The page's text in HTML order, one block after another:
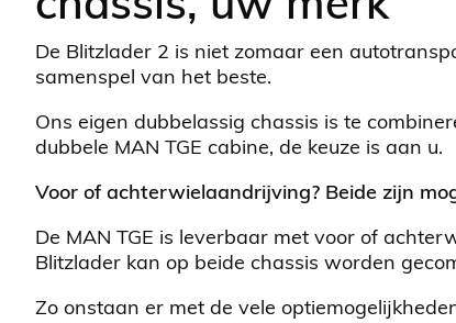
De Blitzlader 2 is niet zomaar een
samenspel van het beste.
Ons eigen dubbelassig chassis is te
dubbele MAN TGE cabine, de keuze is aan u.
Voor of achterwielaandrijving? Beide zijn
De MAN TGE is leverbaar met voor of
Blitzlader kan op beide chassis worden
Zo onstaan er met de vele